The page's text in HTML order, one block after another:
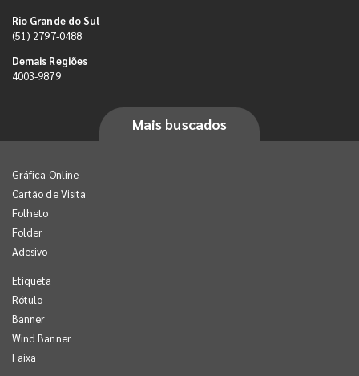
Rio Grande do Sul
(51) 2797-0488
Demais Regiões
4003-9879
Mais buscados
Gráfica Online
Cartão de Visita
Folheto
Folder
Adesivo
Etiqueta
Rótulo
Banner
Wind Banner
Faixa